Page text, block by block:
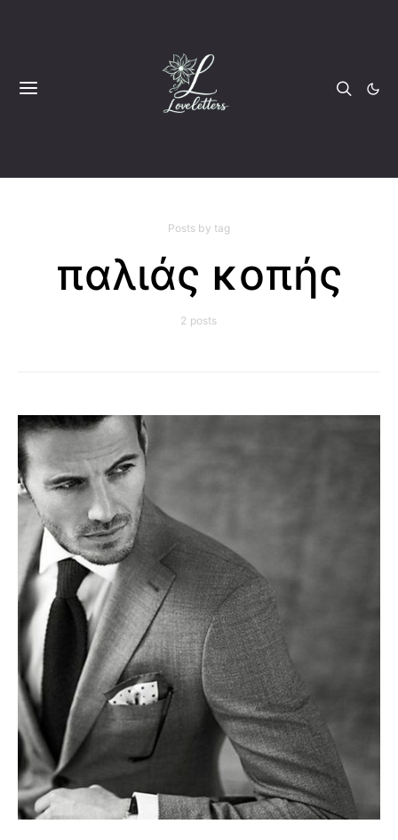
Posts by tag
παλιάς κοπής
2 posts